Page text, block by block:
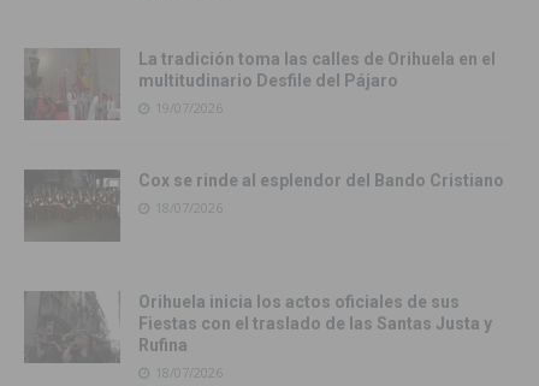
La tradición toma las calles de Orihuela en el
multitudinario Desfile del Pájaro
19/07/2026
Cox se rinde al esplendor del Bando Cristiano
18/07/2026
Orihuela inicia los actos oficiales de sus
Fiestas con el traslado de las Santas Justa y
Rufina
18/07/2026